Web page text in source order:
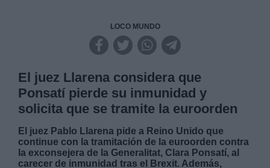
LOCO MUNDO
El juez Llarena considera que
Ponsatí pierde su inmunidad y
solicita que se tramite la euroorden
El juez Pablo Llarena pide a Reino Unido que
continue con la tramitación de la euroorden contra
la exconsejera de la Generalitat, Clara Ponsatí, al
carecer de inmunidad tras el Brexit. Además,